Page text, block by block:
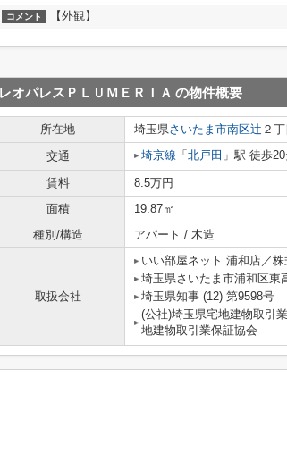
コメント 【外観】
レオパレスＰＬＵＭＥＲＩＡ の物件概要
所在地 埼玉県さいたま市南区辻 ２
交通
埼京線 「 北戸田 」駅 徒歩
賃料 8.5万円
面積
19.87㎡
種別/構造
アパート / 木造
取扱会社
いい部屋ネット 浦和店／
埼玉県さいたま市浦和区東
埼玉県知事 (12) 第9598号
(公社)埼玉県宅地建物取引
地建物取引業保証協会